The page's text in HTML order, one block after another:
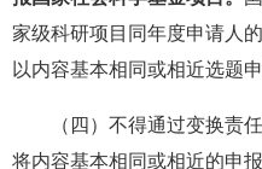
家级科研项目同年度申请人
以内容基本相同或相近选题
（四）不得通过变换责
将内容基本相同或相近的申